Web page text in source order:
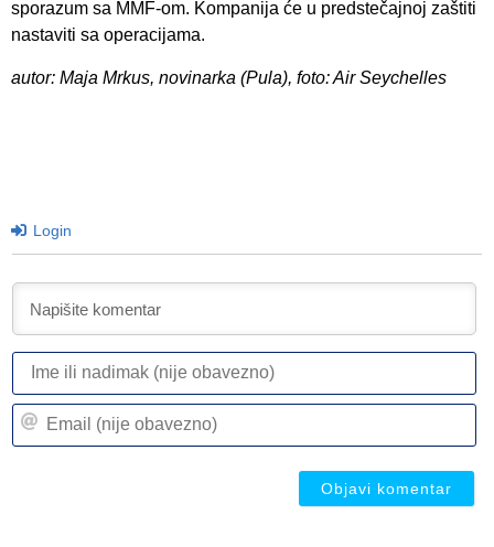
sporazum sa MMF-om. Kompanija će u predstečajnoj zaštiti
nastaviti sa operacijama.
autor: Maja Mrkus, novinarka (Pula), foto: Air Seychelles
Login